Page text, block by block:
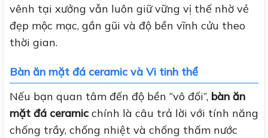
vênh tại xưởng vẫn luôn giữ vững vị thế nhờ vẻ
đẹp mộc mạc, gần gũi và độ bền vĩnh cửu theo
thời gian.
Bàn ăn mặt đá ceramic và Vi tinh thể
Nếu bạn quan tâm đến độ bền “vô đối”, bàn ăn
mặt đá ceramicchính là câu trả lời với tính năng
chống trầy, chống nhiệt và chống thấm nước